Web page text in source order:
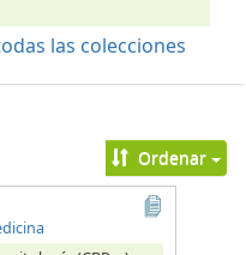
las colecciones
Ordenar